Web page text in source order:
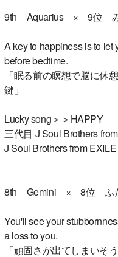
9th Aquarius × 9位 み
A key to happiness is to let
before bedtime.
「眠る前の瞑想で脳に休
鍵」
Lucky song＞＞HAPPY
三代目 J Soul Brothers
J Soul Brothers from
8th Gemini × 8位 ふ
You'll see your
a loss to you.
「頑固さが出てしまいそ